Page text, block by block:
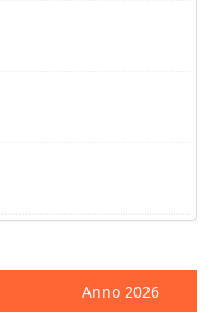
Anno 2026